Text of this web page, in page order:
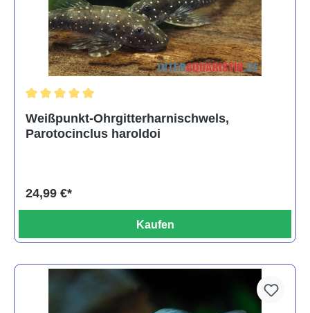
Weißpunkt-Ohrgitterharnischwels,
Parotocinclus haroldoi
24,99 €*
Kaufen